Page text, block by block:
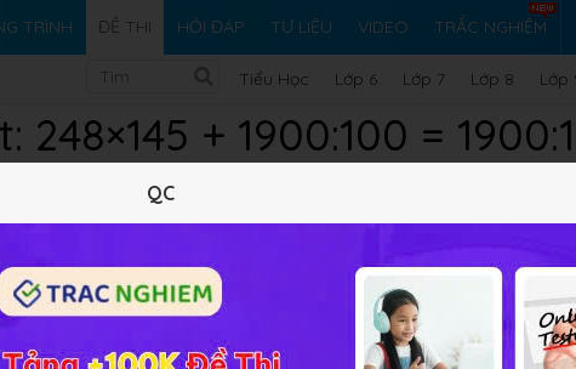
TRÌNH ĐỀ THI HỎI ĐÁP TƯ LIỆU VIDEO TRẮC NGHIỆM
Tiểu Học Lớp 6 Lớp 7 Lớp 8 Lớp
248×145 + 1900:100 =
QC